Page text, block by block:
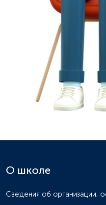
О школе
Сведения об организации,